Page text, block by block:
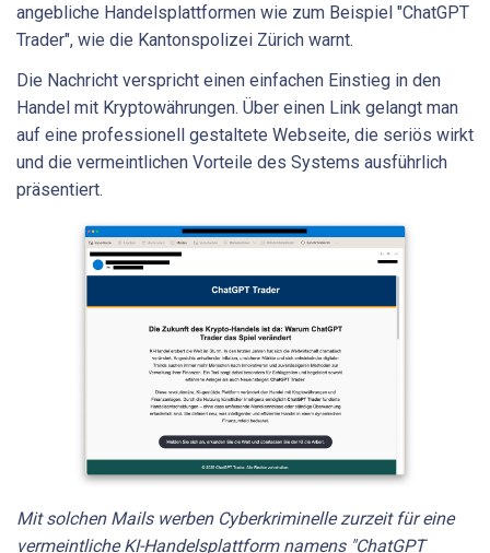
angebliche Handelsplattformen wie zum Beispiel "ChatGPT
Trader", wie die Kantonspolizei Zürich warnt.
Die Nachricht verspricht einen einfachen Einstieg in den
Handel mit Kryptowährungen. Über einen Link gelangt man
auf eine professionell gestaltete Webseite, die seriös wirkt
und die vermeintlichen Vorteile des Systems ausführlich
präsentiert.
Mit solchen Mails werben Cyberkriminelle zurzeit für eine
vermeintliche KI-Handelsplattform namens "ChatGPT